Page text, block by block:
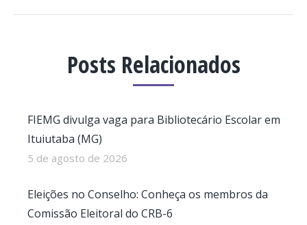
Posts Relacionados
FIEMG divulga vaga para Bibliotecário Escolar em
Ituiutaba (MG)
5 de agosto de 2026
Eleições no Conselho: Conheça os membros da
Comissão Eleitoral do CRB-6